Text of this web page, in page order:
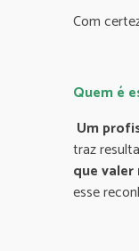
Com
Quem é
Um
traz
que
esse